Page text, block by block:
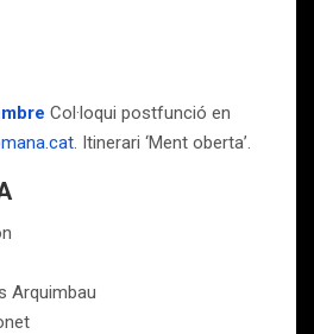
Col·loqui postfunció en
. Itinerari ‘Ment oberta’.
Arquimbau